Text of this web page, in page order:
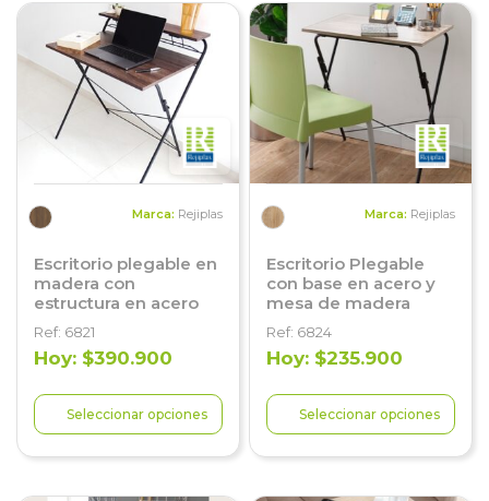
Marca: Rejiplas
Escritorio plegable en
madera con
estructura en acero
Ref: 6821
Hoy: $390.900
Seleccionar opciones
Marca: Rejiplas
Escritorio Plegable
con base en acero y
mesa de madera
Ref: 6824
Hoy: $235.900
Seleccionar opciones